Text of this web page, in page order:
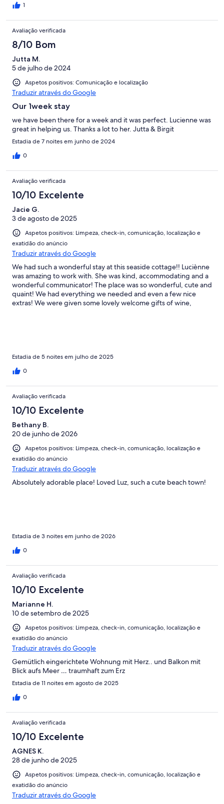
1
Avaliação verificada
8/10 Bom
Jutta M.
5 de julho de 2024
Aspetos positivos: Comunicação e localização
Traduzir através do Google
Our 1week stay
we have been there for a week and it was perfect. Lucienne was
great in helping us. Thanks a lot to her. Jutta & Birgit
Estadia de 7 noites em junho de 2024
0
Avaliação verificada
10/10 Excelente
Jacie G.
3 de agosto de 2025
Aspetos positivos: Limpeza, check-in, comunicação, localização e
exatidão do anúncio
Traduzir através do Google
We had such a wonderful stay at this seaside cottage!! Luciènne
was amazing to work with. She was kind, accommodating and a
wonderful communicator! The place was so wonderful, cute and
quaint! We had everything we needed and even a few nice
extras! We were given some lovely welcome gifts of wine,
4 different places on this trip to Europe! We would love to come
back and stay again!
Estadia de 5 noites em julho de 2025
0
Avaliação verificada
10/10 Excelente
Bethany B.
20 de junho de 2026
Aspetos positivos: Limpeza, check-in, comunicação, localização e
exatidão do anúncio
Traduzir através do Google
Absolutely adorable place! Loved Luz, such a cute beach town!
Estadia de 3 noites em junho de 2026
0
Avaliação verificada
10/10 Excelente
Marianne H.
10 de setembro de 2025
Aspetos positivos: Limpeza, check-in, comunicação, localização e
exatidão do anúncio
Traduzir através do Google
Gemütlich eingerichtete Wohnung mit Herz.. und Balkon mit
Blick aufs Meer … traumhaft zum Erz
Estadia de 11 noites em agosto de 2025
0
Avaliação verificada
10/10 Excelente
AGNES K.
28 de junho de 2025
Aspetos positivos: Limpeza, check-in, comunicação, localização e
exatidão do anúncio
Traduzir através do Google